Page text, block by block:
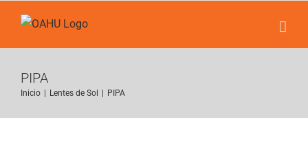
contenido
PIPA
Inicio Lentes de Sol PIPA